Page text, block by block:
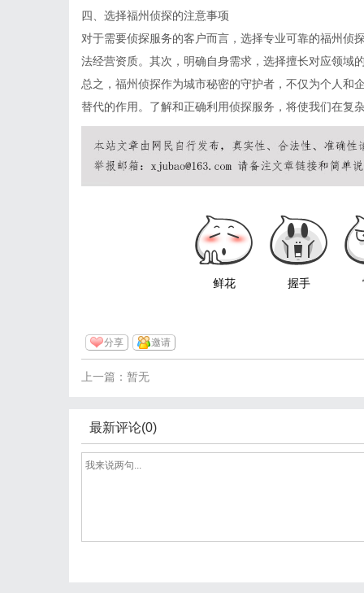
四、选择福州侦探的注意事项
对于需要侦探服务的客户而言，选择专业可靠的福州侦
法经营资质。其次，明确自身需求，选择擅长对应领域
总之，福州侦探作为城市秘密的守护者，不仅为个人和
替代的作用。了解和正确利用侦探服务，将使我们在复
鲜花 握手
分享 邀请
上一篇：暂无
最新评论(0)